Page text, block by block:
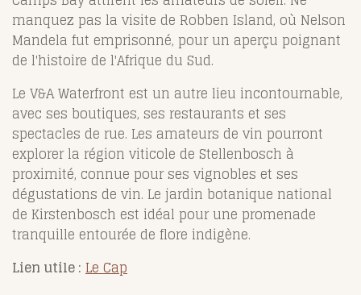
manquez pas la visite de Robben Island, où Nelson
Mandela fut emprisonné, pour un aperçu poignant
de l'histoire de l'Afrique du Sud.
Le V&A Waterfront est un autre lieu incontournable,
avec ses boutiques, ses restaurants et ses
spectacles de rue. Les amateurs de vin pourront
explorer la région viticole de Stellenbosch à
proximité, connue pour ses vignobles et ses
dégustations de vin. Le jardin botanique national
de Kirstenbosch est idéal pour une promenade
tranquille entourée de flore indigène.
Lien utile : Le Cap